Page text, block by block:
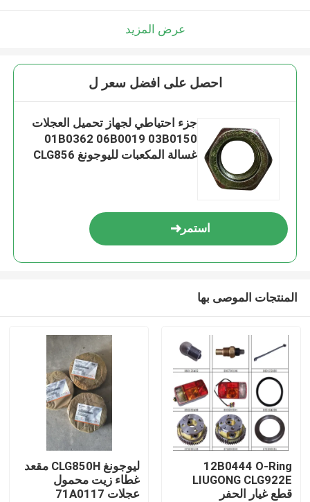
عرض المزيد
احصل على افضل سعر ل
جزء احتياطي لجهاز تحميل العجلات
01B0362 06B0019 03B0150
غسالة المكعبات لليوجونغ CLG856
استمر
المنتجات الموصى بها
12B0444 O-Ring
LIUGONG CLG922E
قطع غيار الحفر
ليوجونغ CLG850H مقعد
غطاء زيت محمول
عجلات 71A0117